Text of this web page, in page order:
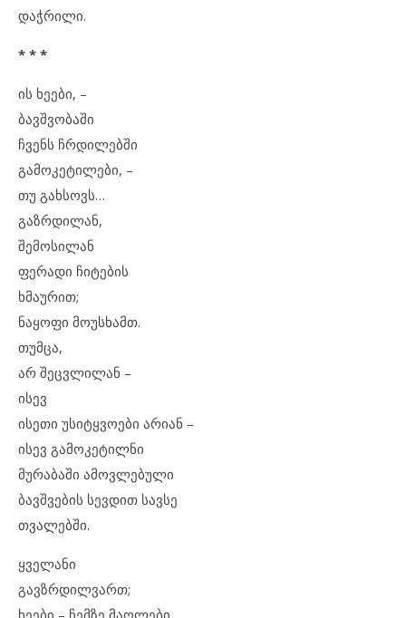
დაჭრილი.
* * *
ის ხეები, –
ბავშვობაში
ჩვენს ჩრდილებში
გამოკეტილები, –
თუ გახსოვს…
გაზრდილან,
შემოსილან
ფერადი ჩიტების
ხმაურით;
ნაყოფი მოუსხამთ.
თუმცა,
არ შეცვლილან –
ისევ
ისეთი უსიტყვოები არიან –
ისევ გამოკეტილნი
მურაბაში ამოვლებული
ბავშვების სევდით სავსე
თვალებში.
ყველანი
გავზრდილვართ;
ხეები – ჩემზე მაღლები…